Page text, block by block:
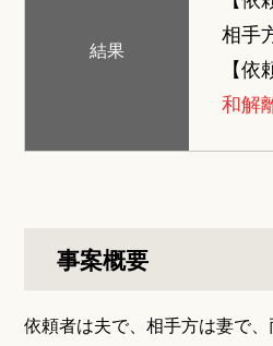
結果
相手
【
和解
事案概要
依頼者は夫で、相手方は妻で